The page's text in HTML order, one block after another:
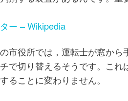
ー – Wikipedia
市役所では，運転士が窓から
で切り替えるそうです。これ
ることに変わりません。